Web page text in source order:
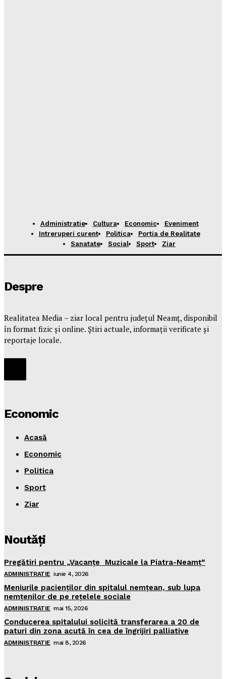
Administratie Cultura Economic
Eveniment
Intreruperi curent
Politica
Portia de Realitate
Sanatate
Social Sport Ziar
Despre
Realitatea Media – ziar local pentru județul Neamț, disponibil
în format fizic și online. Știri actuale, informații verificate și
reportaje locale.
Economic
Acasă
Economic
Politica
Sport
Ziar
Noutăţi
Pregătiri pentru „Vacanţe Muzicale la Piatra-Neamţ“
ADMINISTRATIE iunie 4, 2026
Meniurile pacienţilor din spitalul nemţean, sub lupa
nemţenilor de pe reţelele sociale
ADMINISTRATIE mai 15, 2026
Conducerea spitalului solicită transferarea a 20 de
paturi din zona acută în cea de îngrijiri palliative
ADMINISTRATIE mai 8, 2026